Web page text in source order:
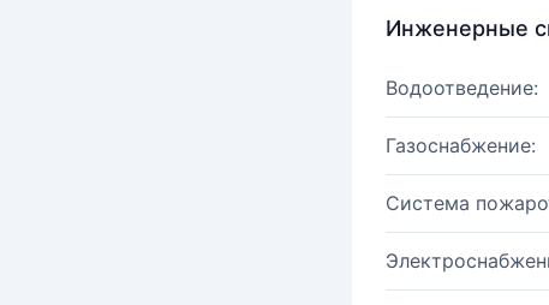
Инженерные
Водоотведение:
Газоснабжение:
Система